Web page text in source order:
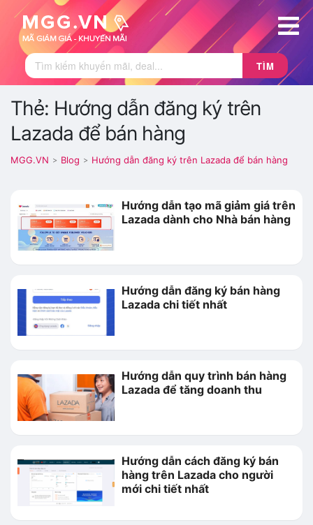
TÌM
Thẻ: Hướng dẫn đăng ký trên
Lazada để bán hàng
MGG.VN > Blog > Hướng dẫn đăng ký trên Lazada để bán hàng
Hướng dẫn tạo mã giảm giá trên
Lazada dành cho Nhà bán hàng
Hướng dẫn đăng ký bán hàng
Lazada chi tiết nhất
Hướng dẫn quy trình bán hàng
Lazada để tăng doanh thu
Hướng dẫn cách đăng ký bán
hàng trên Lazada cho người
mới chi tiết nhất